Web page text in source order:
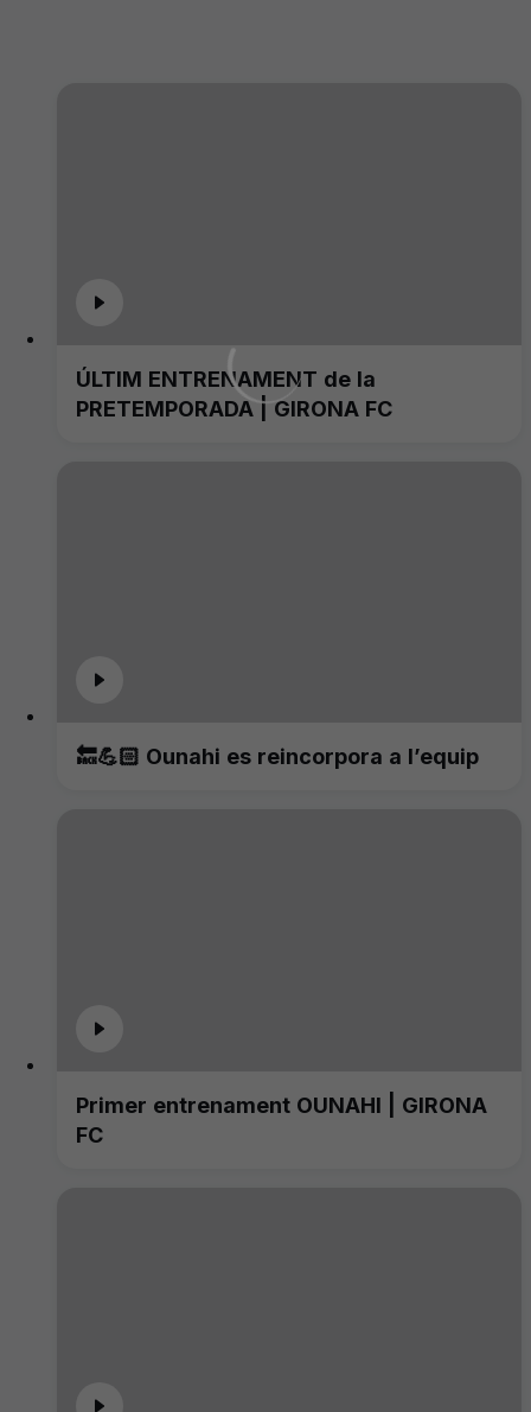
ÚLTIM ENTRENAMENT de la
PRETEMPORADA | GIRONA FC
🔙💪🏻 Ounahi es reincorpora a l’equip
Primer entrenament OUNAHI | GIRONA
FC